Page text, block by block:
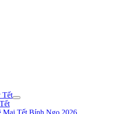
Tết
Mai Tết Bính Ngọ 2026